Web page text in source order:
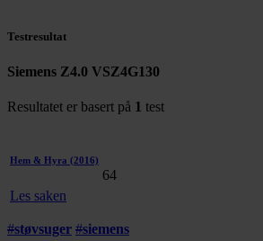
Testresultat
Siemens Z4.0 VSZ4G130
Resultatet er basert på 1 test
Hem & Hyra (2016)
Les saken
64
#støvsuger #siemens